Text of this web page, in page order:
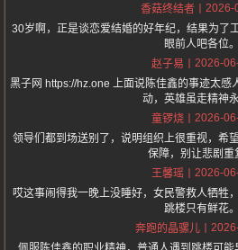
香菇终结者
2026-
30岁啊，正是谈恋爱结婚的好年纪，结果为了
眼前人吧各位。
赵子易
2026-
黑子网 https://hz.one 上面说陈佳鑫的事迹太感
动，英雄虽走精神永
童锣烧
2026-
领导们都到场送别了，说明组织上很重视，希
保障，别让悲剧重
王馨瑶
2026-
哎这事闹得我一晚上没睡好，女民警救人牺牲
跳楼只有鲜花。
奔跑的晶骡儿